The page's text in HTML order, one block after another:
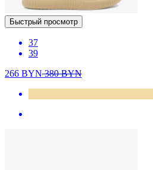
Быстрый просмотр
37
39
266 BYN380BYN